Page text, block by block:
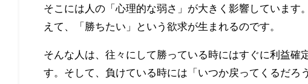
そこには人の「心理的な弱さ」が大きく影響していま
えて、「勝ちたい」という欲求が生まれるのです。
そんな人は、往々にして勝っている時にはすぐに利益確
す。そして、負けている時には「いつか戻ってくるだ